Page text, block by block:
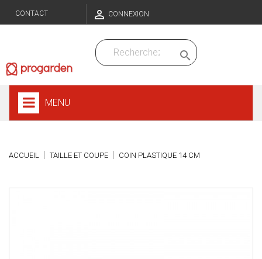
CONTACT  CONNEXION

MENU
ACCUEIL TAILLE ET COUPE COIN PLASTIQUE 14 CM